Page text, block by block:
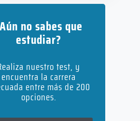
no sabes que
estudiar?
nuestro test, y
encuentra la carrera
entre más de 200
opciones.